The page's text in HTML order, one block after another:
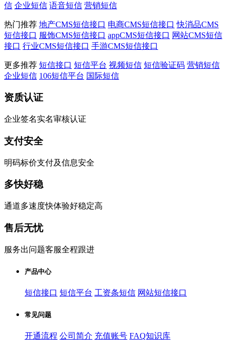
信 企业短信 语音短信 营销短信
热门推荐 地产CMS短信接口 电商CMS短信接口 快消品CMS
短信接口 服饰CMS短信接口 appCMS短信接口 网站CMS短信
接口 行业CMS短信接口 手游CMS短信接口
更多推荐 短信接口 短信平台 视频短信 短信验证码 营销短信
企业短信 106短信平台 国际短信
资质认证
企业签名实名审核认证
支付安全
明码标价支付及信息安全
多快好稳
通道多速度快体验好稳定高
售后无忧
服务出问题客服全程跟进
产品中心
短信接口 短信平台 工资条短信 网站短信接口
常见问题
开通流程 公司简介 充值账号 FAQ知识库